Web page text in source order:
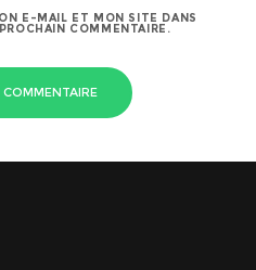
E-MAIL ET MON SITE DANS
COMMENTAIRE.